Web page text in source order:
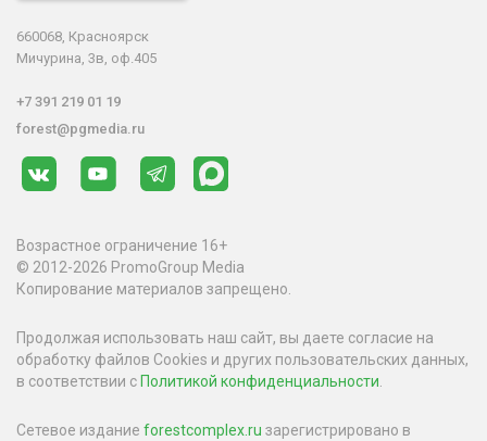
660068, Красноярск
Мичурина, 3в, оф.405
+7 391 219 01 19
forest@pgmedia.ru
Возрастное ограничение 16+
© 2012-2026 PromoGroup Media
Копирование материалов запрещено.
Продолжая использовать наш сайт, вы даете согласие на
обработку файлов Cookies и других пользовательских данных,
в соответствии с Политикой конфиденциальности.
Сетевое издание forestcomplex.ru зарегистрировано в